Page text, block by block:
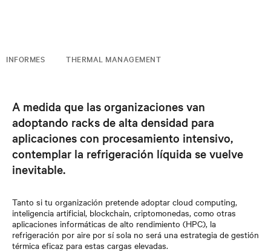
INFORMES THERMAL MANAGEMENT
A medida que las organizaciones van
adoptando racks de alta densidad para
aplicaciones con procesamiento intensivo,
contemplar la refrigeración líquida se vuelve
inevitable.
Tanto si tu organización pretende adoptar cloud computing,
inteligencia artificial, blockchain, criptomonedas, como otras
aplicaciones informáticas de alto rendimiento (HPC), la
refrigeración por aire por sí sola no será una estrategia de gestión
térmica eficaz para estas cargas elevadas.